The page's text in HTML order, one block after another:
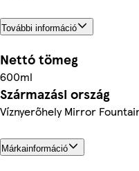
További információ
Nettó tömeg
600ml
Származási ország
Víznyerőhely Mirror
Márkainformáció